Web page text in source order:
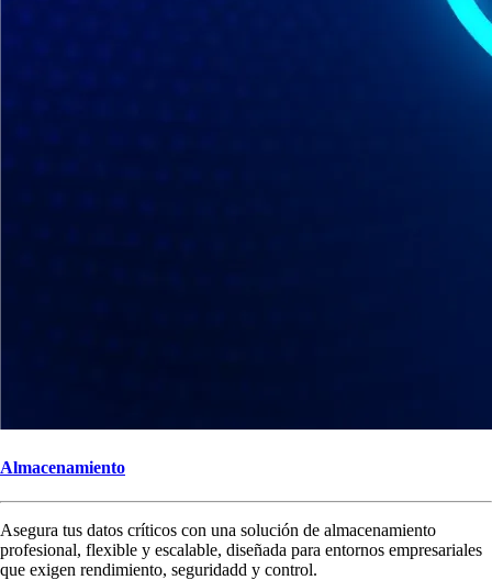
Almacenamiento
Asegura tus datos críticos con una solución de almacenamiento
profesional, flexible y escalable, diseñada para entornos empresariales
que exigen rendimiento, seguridadd y control.